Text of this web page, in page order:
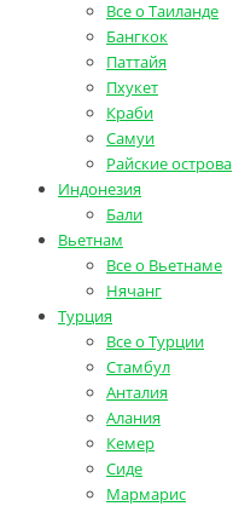
Все о Таиланде
Бангкок
Паттайя
Пхукет
Краби
Самуи
Райские острова
Индонезия
Бали
Вьетнам
Все о Вьетнаме
Нячанг
Турция
Все о Турции
Стамбул
Анталия
Алания
Кемер
Сиде
Мармарис